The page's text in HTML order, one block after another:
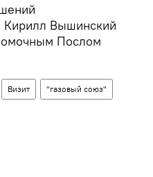
Кирилл Вышинский
Послом
Визит "газовый союз"